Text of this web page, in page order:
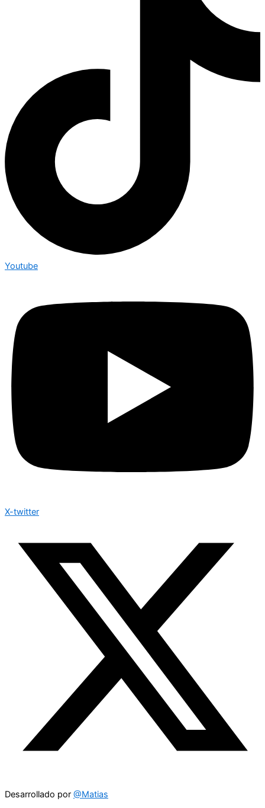
Youtube
X-twitter
Desarrollado por @Matias